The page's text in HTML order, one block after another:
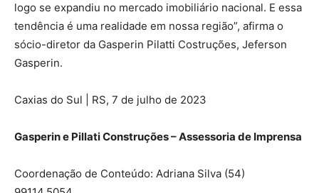
logo se expandiu no mercado imobiliário nacional. E essa
tendência é uma realidade em nossa região”, afirma o
sócio-diretor da Gasperin Pilatti Costruções, Jeferson
Gasperin.
Caxias do Sul | RS, 7 de julho de 2023
Gasperin e Pillati Construções – Assessoria de Imprensa
Coordenação de Conteúdo: Adriana Silva (54)